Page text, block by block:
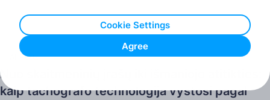
Cookie Settings
Agree
All Posts
Nuo skaitmeninių įrašų iki išmaniojo atitikties:
kaip tachografo technologija vystosi pagal